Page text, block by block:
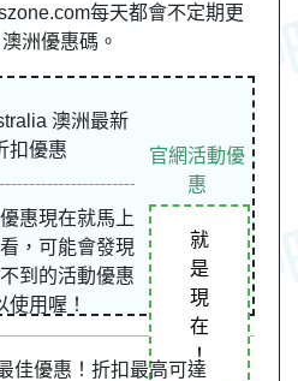
每天都會不定期更
洲優惠碼。
澳洲最新
扣優惠
惠現在就馬上
，可能會發現
到的活動優惠
使用喔！
官網活動優
惠
就
是
現
在
！
佳優惠！折扣最高可達